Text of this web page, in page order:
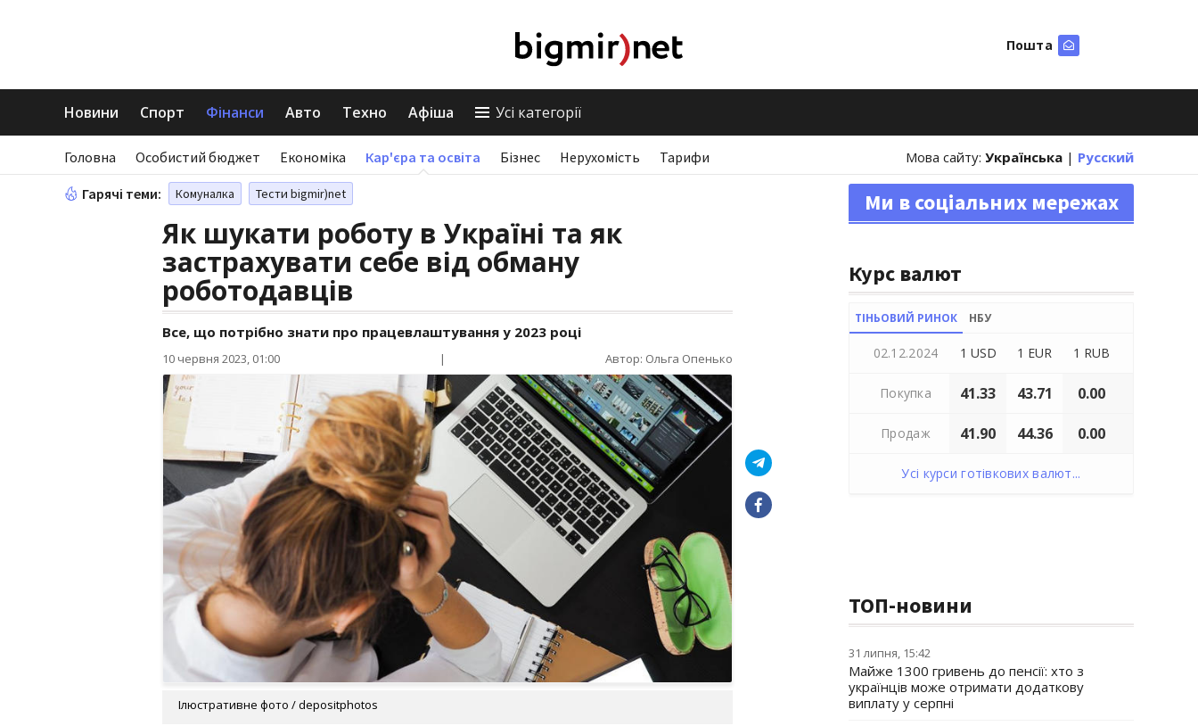
Пошта
Новини Спорт Фінанси Авто Техно Афіша Усі категорії
Головна Особистий бюджет Економіка Кар'єра та освіта Бізнес Нерухомість Тарифи Мова сайту: Українська | Русский
Гарячі теми: Комуналка Тести bigmir)net
Як шукати роботу в Україні та як
застрахувати себе від обману
роботодавців
Все, що потрібно знати про працевлаштування у 2023 році
10 червня 2023, 01:00 | Автор: Ольга Опенько
Ілюстративне фото / depositphotos
Ми в соціальних мережах
Курс валют
ТІНЬОВИЙ РИНОК НБУ
02.12.2024 1 USD 1 EUR 1 RUB
Покупка 41.33 43.71 0.00
Продаж 41.90 44.36 0.00
Усі курси готівкових валют...
ТОП-новини
31 липня, 15:42
Майже 1300 гривень до пенсії: хто з
українців може отримати додаткову
виплату у серпні